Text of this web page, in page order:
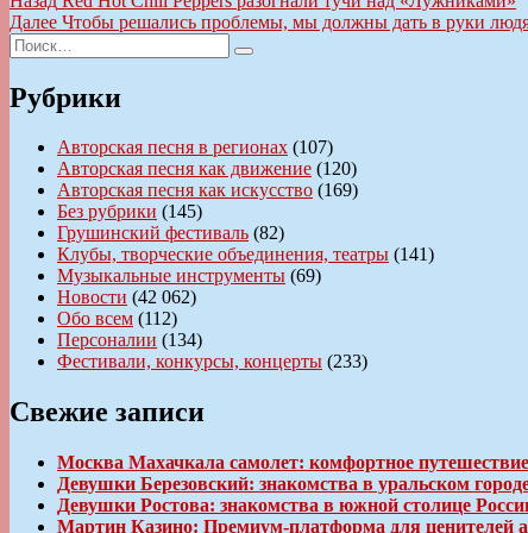
по
записям
запись:
Далее Следующая
Чтобы решались проблемы, мы должны дать в руки
Искать:
Поиск
Рубрики
Авторская песня в регионах (107)
Авторская песня как движение (120)
Авторская песня как искусство (169)
Без рубрики (145)
Грушинский фестиваль (82)
Клубы, творческие объединения, театры (141)
Музыкальные инструменты (69)
Новости (42 062)
Обо всем (112)
Персоналии (134)
Фестивали, конкурсы, концерты (233)
Свежие записи
Москва Махачкала самолет: комфортное
Девушки Березовский: знакомства в уральском
Девушки Ростова: знакомства в южной столице
Мартин Казино: Премиум-платформа для ценителей